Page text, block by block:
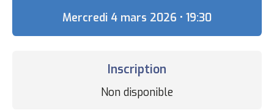
Mercredi 4 mars 2026 • 19:30
Inscription
Non disponible